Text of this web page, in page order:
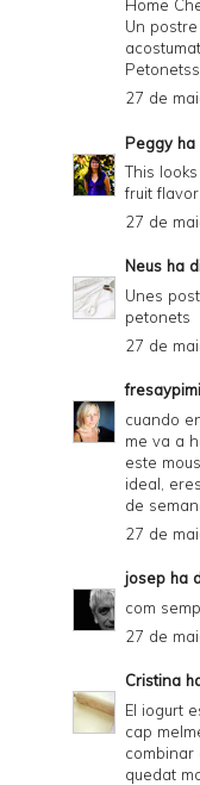
Home
Un
27 de
Peggyha
This
fruit
27 de
Neus ha
Unes
petonets
27 de
cuando
me va a
este
ideal,
de
27 de
josep ha
com
27 de
Cristina
El iogurt
cap
combinar
quedat